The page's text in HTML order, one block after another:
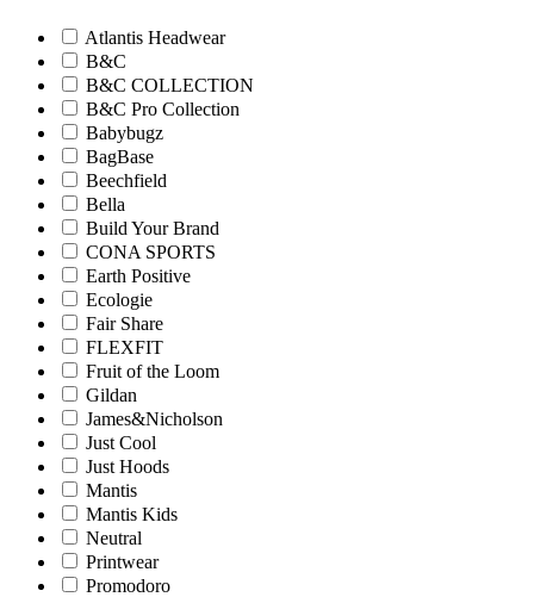
Atlantis Headwear
B&C
B&C COLLECTION
B&C Pro Collection
Babybugz
BagBase
Beechfield
Bella
Build Your Brand
CONA SPORTS
Earth Positive
Ecologie
Fair Share
FLEXFIT
Fruit of the Loom
Gildan
James&Nicholson
Just Cool
Just Hoods
Mantis
Mantis Kids
Neutral
Printwear
Promodoro